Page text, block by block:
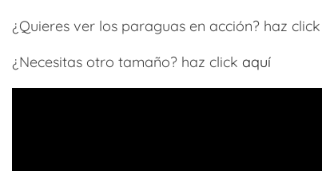
¿Quieres ver los paraguas en acción? haz click
¿Necesitas otro tamaño? haz click aquí